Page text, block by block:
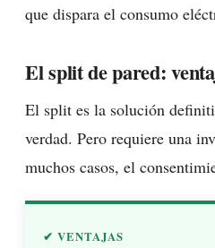
que dispara el consumo
El split de pared:
El split es la solución
verdad. Pero requiere una
muchos casos, el
✔ VENTAJAS